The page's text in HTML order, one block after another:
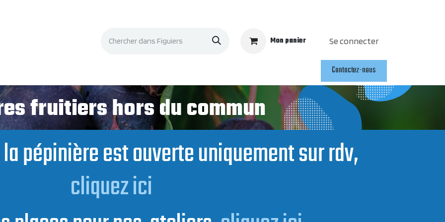
Mon panier Se connecter
Contactez-nous
fruitiers hors du commun
pépinière est ouverte uniquement sur rdv,
cliquez ici